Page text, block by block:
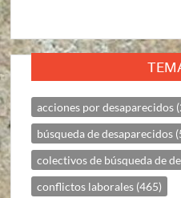
acciones por desaparecidos
búsqueda de desaparecidos
colectivos de búsqueda de
conflictos laborales (465)